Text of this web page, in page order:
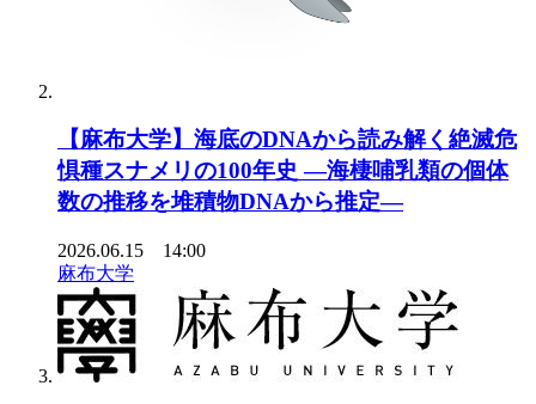
【麻布大学】海底のDNAから読み解く絶滅危
惧種スナメリの100年史 ―海棲哺乳類の個体
数の推移を堆積物DNAから推定―
2026.06.15 14:00
麻布大学